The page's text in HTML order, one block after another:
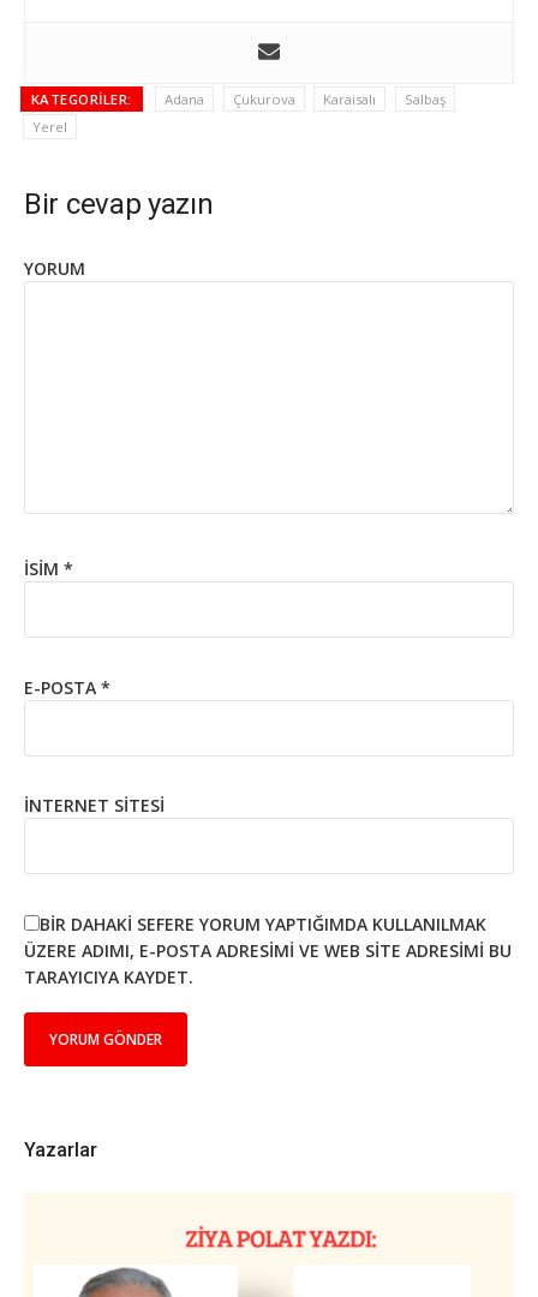
KATEGORILER: Adana Çukurova Karaisalı
Salbaş
Yerel
Bir cevap yazın
YORUM
İSIM *
E-POSTA *
İNTERNET SITESI
BIR DAHAKI SEFERE YORUM YAPTIĞIMDA KULLANILMAK
ÜZERE ADIMI, E-POSTA ADRESIMI VE WEB SITE ADRESIMI BU
TARAYICIYA KAYDET.
Yazarlar